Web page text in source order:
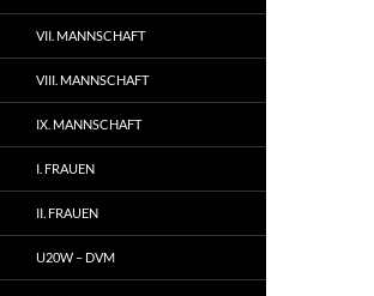
VII. MANNSCHAFT
VIII. MANNSCHAFT
IX. MANNSCHAFT
I. FRAUEN
II. FRAUEN
U20W – DVM